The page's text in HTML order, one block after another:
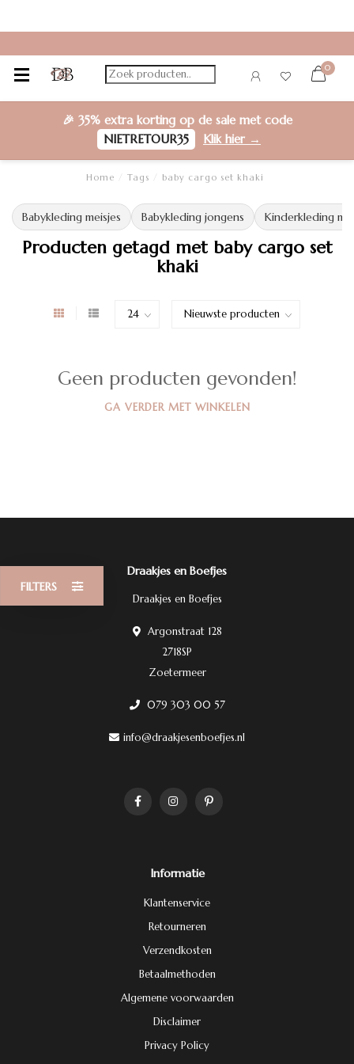
0
🎉 35% extra kortingop de sale met code
NIETRETOUR35
Klik hier →
Home Tags baby cargo set khaki
Babykleding meisjes Babykleding jongens Kinderkleding
Producten getagd met baby cargo set
khaki
FILTERS
Geen producten gevonden!
GA VERDER MET WINKELEN
Draakjes en Boefjes
Draakjes en Boefjes
Argonstraat 128
2718SP
Zoetermeer
079 303 00 57
info@draakjesenboefjes.nl
Informatie
Klantenservice
Retourneren
Verzendkosten
Betaalmethoden
Algemene voorwaarden
Disclaimer
Privacy Policy